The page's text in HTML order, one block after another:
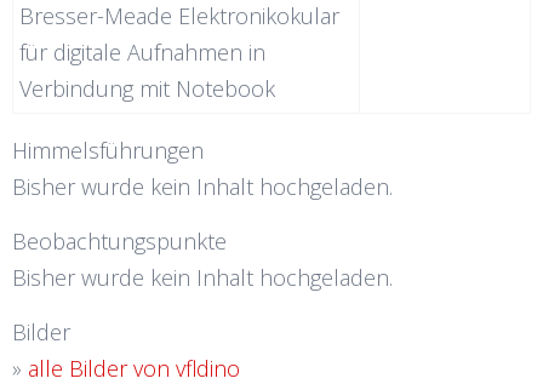
Bresser-Meade Elektronikokular
für digitale Aufnahmen in
Verbindung mit Notebook
Himmelsführungen
Bisher wurde kein Inhalt hochgeladen.
Beobachtungspunkte
Bisher wurde kein Inhalt hochgeladen.
Bilder
» alle Bilder von vfldino